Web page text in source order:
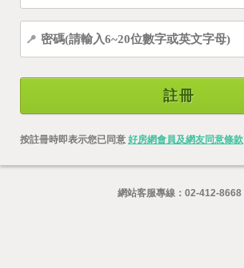
註冊
按註冊時即表示您已同意 好房網會員及網友同意條款
網站客服專線： 02-412-8668